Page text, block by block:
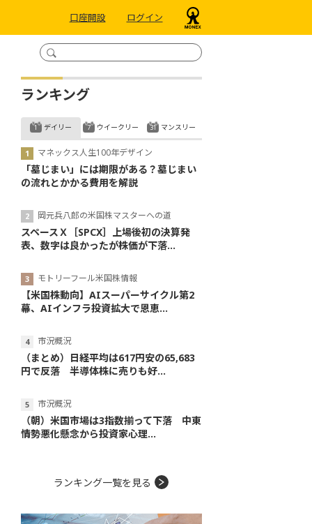
口座開設 ログイン
ランキング
デイリー
マネックス人生100年デザイン
「墓じまい」には期限がある？墓じまい
の流れとかかる費用を解説
岡元兵八郎の米国株マスターへの道
スペースＸ［SPCX］上場後初の決算発
表、数字は良かったが株価が下落...
モトリーフール米国株情報
【米国株動向】AIスーパーサイクル第2
幕、AIインフラ投資拡大で恩恵...
市況概況
（まとめ）日経平均は617円安の65,683
円で反落 半導体株に売りも好...
市況概況
（朝）米国市場は3指数揃って下落 中東
情勢悪化懸念から投資家心理...
ウイークリー マンスリー
ランキング一覧を見る